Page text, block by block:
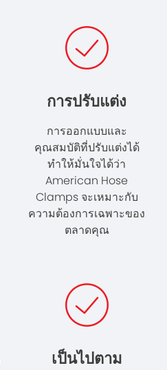
การปรับแต่ง
การออกแบบและ
คุณสมบัติที่ปรับแต่งได้
ทำให้มั่นใจได้ว่า
American Hose
Clamps จะเหมาะกับ
ความต้องการเฉพาะของ
ตลาดคุณ
เป็นไปตาม